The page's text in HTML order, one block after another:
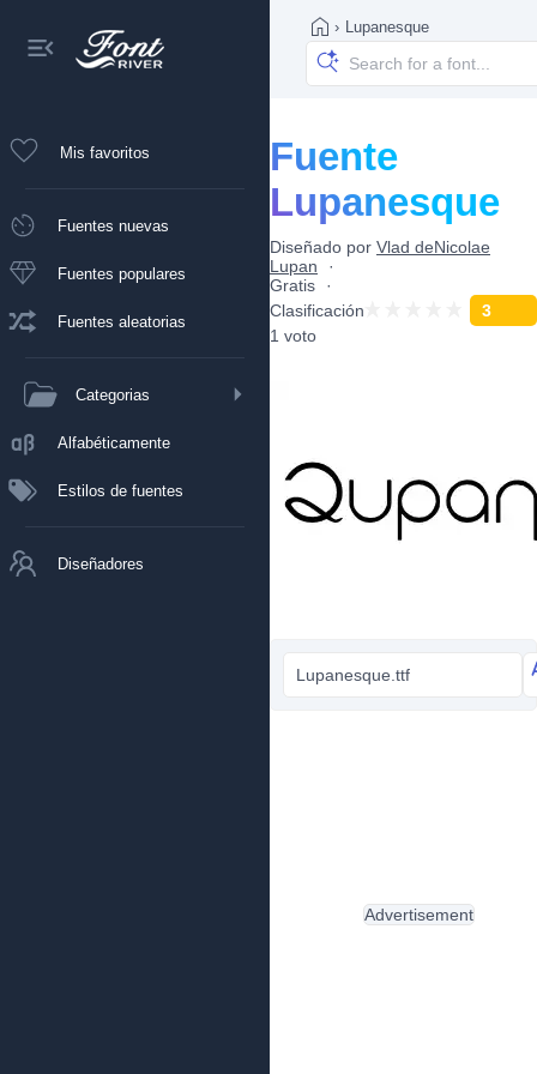
Mis favoritos
Fuentes nuevas
Fuentes populares
Fuentes aleatorias
Categorias
Alfabéticamente
Estilos de fuentes
Diseñadores
› Lupanesque
Fuente
Lupanesque
Diseñado por Vlad deNicolae
Lupan
Gratis
Clasificación
3
1 voto
Lupanesque.ttf
Advertisement